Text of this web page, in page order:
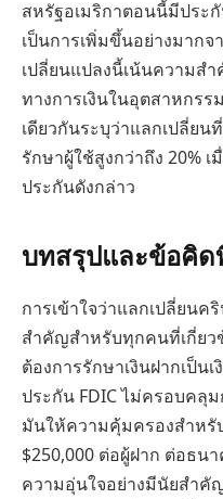
สหรัฐอเมริกาตอนนี้มีประกั
เป็นการเพิ่มขึ้นอย่างมากจ
เปลี่ยนแปลงนี้เน้นความส
ทางการเงินในอุตสาหกร
เดียวกันระบุว่าแลกเปลี่ยน
รักษาผู้ใช้สูงกว่าถึง 20%
ประกันดังกล่าว
บทสรุปและข้อคิ
การเข้าใจว่าแลกเปลี่ยนค
สำคัญสำหรับทุกคนที่เกี่ยว
ต้องการรักษาเงินฝากเป็น
ประกัน FDIC ไม่ครอบคลุ
มันให้ความคุ้มครองสำหรั
$250,000 ต่อผู้ฝาก ต่อธน
ความอุ่นใจอย่างมีนัยสำคั